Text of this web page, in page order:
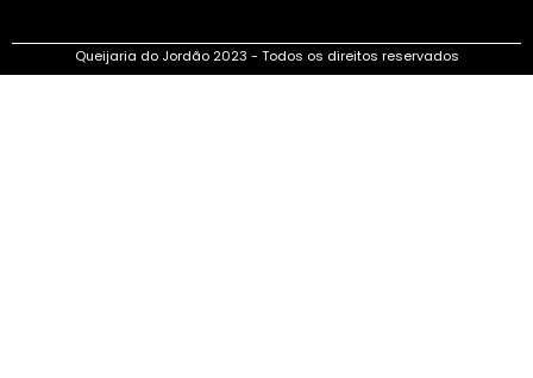
Queijaria do Jordão 2023 - Todos os direitos reservados